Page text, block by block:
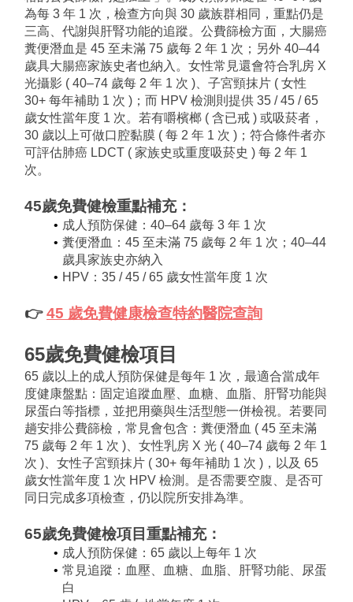
為每 3 年 1 次，檢查方向與 30 歲族群相同，重點仍是
三高、代謝與肝腎功能的追蹤。公費篩檢方面，大腸癌
糞便潛血是 45 至未滿 75 歲每 2 年 1 次；另外 40–44
歲具大腸癌家族史者也納入。女性常見還會符合乳房 X
光攝影 ( 40–74 歲每 2 年 1 次 )、子宮頸抹片 ( 女性
30+ 每年補助 1 次 )；而 HPV 檢測則提供 35 / 45 / 65
歲女性當年度 1 次。若有嚼檳榔 ( 含已戒 ) 或吸菸者，
30 歲以上可做口腔黏膜 ( 每 2 年 1 次 )；符合條件者亦
可評估肺癌 LDCT ( 家族史或重度吸菸史 ) 每 2 年 1
次。
45歲免費健檢重點補充：
成人預防保健：40–64 歲每 3 年 1 次
糞便潛血：45 至未滿 75 歲每 2 年 1 次；40–44
歲具家族史亦納入
HPV：35 / 45 / 65 歲女性當年度 1 次
👉 45 歲免費健康檢查特約醫院查詢
65歲免費健檢項目
65 歲以上的成人預防保健是每年 1 次，最適合當成年
度健康盤點：固定追蹤血壓、血糖、血脂、肝腎功能與
尿蛋白等指標，並把用藥與生活型態一併檢視。若要同
趟安排公費篩檢，常見會包含：糞便潛血 ( 45 至未滿
75 歲每 2 年 1 次 )、女性乳房 X 光 ( 40–74 歲每 2 年 1
次 )、女性子宮頸抹片 ( 30+ 每年補助 1 次 )，以及 65
歲女性當年度 1 次 HPV 檢測。是否需要空腹、是否可
同日完成多項檢查，仍以院所安排為準。
65歲免費健檢項目 重點補充：
成人預防保健：65 歲以上每年 1 次
常見追蹤：血壓、血糖、血脂、肝腎功能、尿蛋
白